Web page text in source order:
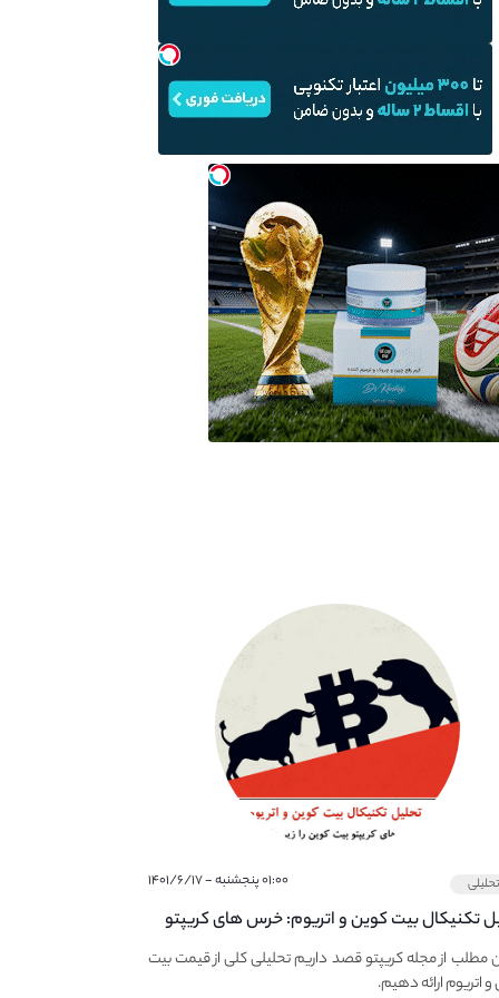
۰۱:۰۰ پنجشنبه - ۱۴۰۱/۶/۱۷
تکنیکال بیت کوین و اتریوم: خرس های کریپتو
۳۰ هزار دلار نگه می‌دارند.
در این مطلب از مجله کریپتو قصد داریم تحلیلی کلی از قیمت بیت
اتریوم ارائه دهیم.